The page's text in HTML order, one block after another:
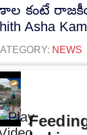
కంటే
Asha
NEWS